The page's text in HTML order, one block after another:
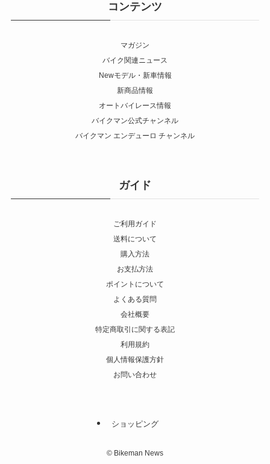
コンテンツ
マガジン
バイク関連ニュース
Newモデル・新車情報
新商品情報
オートバイレース情報
バイクマン公式チャンネル
バイクマン エンデューロ チャンネル
ガイド
ご利用ガイド
送料について
購入方法
お支払方法
ポイントについて
よくある質問
会社概要
特定商取引に関する表記
利用規約
個人情報保護方針
お問い合わせ
ショッピング
© Bikeman News